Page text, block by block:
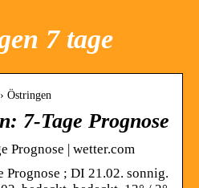
7 tage
Östringen
7-Tage Prognose
Prognose | wetter.com
Prognose ; DI 21.02. sonnig.